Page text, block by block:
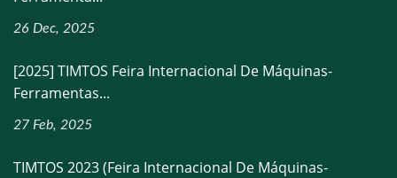
26 Dec, 2025
[2025] TIMTOS Feira Internacional De Máquinas-
Ferramentas...
27 Feb, 2025
TIMTOS 2023 (Feira Internacional De Máquinas-